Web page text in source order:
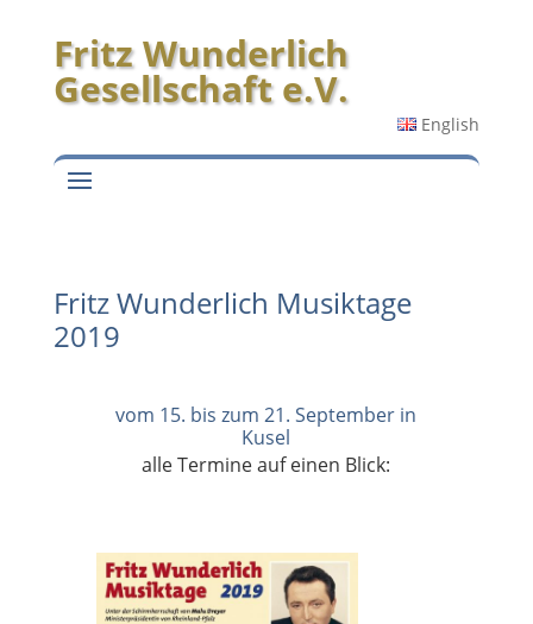
Fritz Wunderlich
Gesellschaft e.V.
English
Fritz Wunderlich Musiktage
2019
vom 15. bis zum 21. September in
Kusel
alle Termine auf einen Blick: